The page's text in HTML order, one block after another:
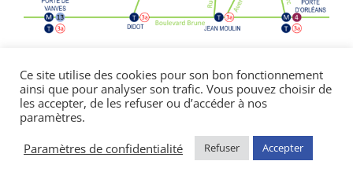
Politique de confidentialité|Mentions
légales
© Copyright Notre Dame de Bon Secours
2026 | réalisé par l’
CDKIT
Ce site utilise des cookies pour son bon fonctionnement
ainsi que pour analyser son trafic. Vous pouvez choisir de
les accepter, de les refuser ou d’accéder à nos
paramètres.
Paramètres de confidentialité
Refuser Accepter